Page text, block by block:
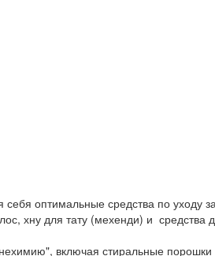
оптимальные средства по уходу
хну для тату (мехенди) и средства
включая стиральные